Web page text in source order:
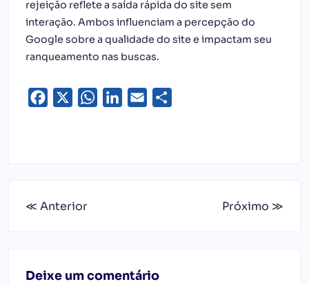
rejeição reflete a saída rápida do site sem
interação. Ambos influenciam a percepção do
Google sobre a qualidade do site e impactam seu
ranqueamento nas buscas.
Facebook WhatsApp
LinkedIn
Email
≪ Anterior Próximo ≫
Deixe um comentário